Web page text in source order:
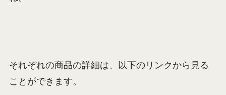
それぞれの商品の詳細は、以下のリンクから見る
ことができます。